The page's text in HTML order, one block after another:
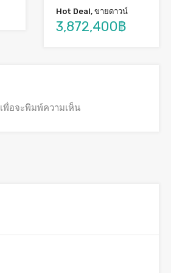
Hot Deal, ขายดาวน์
3,872,400฿
เพื่อจะพิมพ์ความเห็น